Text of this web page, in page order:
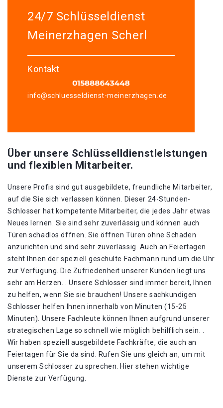
24/7 Schlüsseldienst
Meinerzhagen Scherl
Kontakt
info@schluesseldienst-meinerzhagen.de
Über unsere Schlüsselldienstleistungen
und flexiblen Mitarbeiter.
Unsere Profis sind gut ausgebildete, freundliche Mitarbeiter,
auf die Sie sich verlassen können. Dieser 24-Stunden-
Schlosser hat kompetente Mitarbeiter, die jedes Jahr etwas
Neues lernen. Sie sind sehr zuverlässig und können auch
Türen schadlos öffnen. Sie öffnen Türen ohne Schaden
anzurichten und sind sehr zuverlässig. Auch an Feiertagen
steht Ihnen der speziell geschulte Fachmann rund um die Uhr
zur Verfügung. Die Zufriedenheit unserer Kunden liegt uns
sehr am Herzen. . Unsere Schlosser sind immer bereit, Ihnen
zu helfen, wenn Sie sie brauchen! Unsere sachkundigen
Schlosser helfen Ihnen innerhalb von Minuten (15-25
Minuten). Unsere Fachleute können Ihnen aufgrund unserer
strategischen Lage so schnell wie möglich behilflich sein. .
Wir haben speziell ausgebildete Fachkräfte, die auch an
Feiertagen für Sie da sind. Rufen Sie uns gleich an, um mit
unserem Schlosser zu sprechen. Hier stehen wichtige
Dienste zur Verfügung.